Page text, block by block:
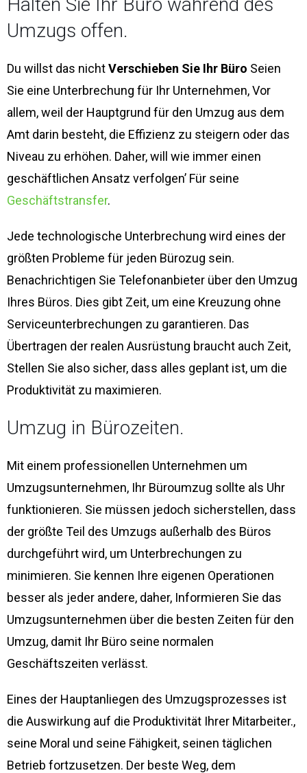
Umzugs offen.
Du willst das nichtVerschieben Sie Ihr Büro Seien
Sie eine Unterbrechung für Ihr Unternehmen, Vor
allem, weil der Hauptgrund für den Umzug aus dem
Amt darin besteht, die Effizienz zu steigern oder das
Niveau zu erhöhen. Daher, will wie immer einen
geschäftlichen Ansatz verfolgen’ Für seine
Geschäftstransfer.
Jede technologische Unterbrechung wird eines der
größten Probleme für jeden Bürozug sein.
Benachrichtigen Sie Telefonanbieter über den Umzug
Ihres Büros. Dies gibt Zeit, um eine Kreuzung ohne
Serviceunterbrechungen zu garantieren. Das
Übertragen der realen Ausrüstung braucht auch Zeit,
Stellen Sie also sicher, dass alles geplant ist, um die
Produktivität zu maximieren.
Umzug in Bürozeiten.
Mit einem professionellen Unternehmen um
Umzugsunternehmen, Ihr Büroumzug sollte als Uhr
funktionieren. Sie müssen jedoch sicherstellen, dass
der größte Teil des Umzugs außerhalb des Büros
durchgeführt wird, um Unterbrechungen zu
minimieren. Sie kennen Ihre eigenen Operationen
besser als jeder andere, daher, Informieren Sie das
Umzugsunternehmen über die besten Zeiten für den
Umzug, damit Ihr Büro seine normalen
Geschäftszeiten verlässt.
Eines der Hauptanliegen des Umzugsprozesses ist
die Auswirkung auf die Produktivität Ihrer Mitarbeiter.,
seine Moral und seine Fähigkeit, seinen täglichen
Betrieb fortzusetzen. Der beste Weg, dem